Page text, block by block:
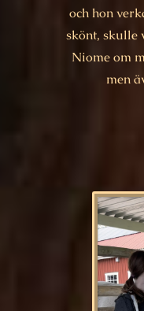
och hon
skönt, skulle
Niome om
men